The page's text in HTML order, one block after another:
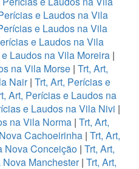
e Laudos na Vila
e Laudos na Vila
e Laudos na Vila
Laudos na Vila Moreira|
na Vila Morse | Trt, Art,
Nair| Trt, Art, Perícias e
Art, Perícias e Laudos na
e Laudos na Vila Nivi |
na Vila Norma | Trt, Art,
Cachoeirinha | Trt, Art,
Nova Conceição| Trt, Art,
Manchester| Trt, Art,